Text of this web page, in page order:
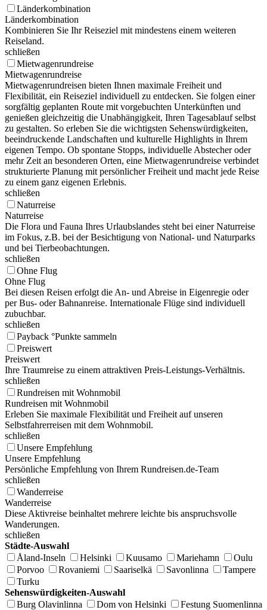
Länderkombination
Länderkombination
Kombinieren Sie Ihr Reiseziel mit mindestens einem weiteren
Reiseland.
schließen
Mietwagenrundreise
Mietwagenrundreise
Mietwagenrundreisen bieten Ihnen maximale Freiheit und
Flexibilität, ein Reiseziel individuell zu entdecken. Sie folgen einer
sorgfältig geplanten Route mit vorgebuchten Unterkünften und
genießen gleichzeitig die Unabhängigkeit, Ihren Tagesablauf selbst
zu gestalten. So erleben Sie die wichtigsten Sehenswürdigkeiten,
beeindruckende Landschaften und kulturelle Highlights in Ihrem
eigenen Tempo. Ob spontane Stopps, individuelle Abstecher oder
mehr Zeit an besonderen Orten, eine Mietwagenrundreise verbindet
strukturierte Planung mit persönlicher Freiheit und macht jede Reise
zu einem ganz eigenen Erlebnis.
schließen
Naturreise
Naturreise
Die Flora und Fauna Ihres Urlaubslandes steht bei einer Naturreise
im Fokus, z.B. bei der Besichtigung von National- und Naturparks
und bei Tierbeobachtungen.
schließen
Ohne Flug
Ohne Flug
Bei diesen Reisen erfolgt die An- und Abreise in Eigenregie oder
per Bus- oder Bahnanreise. Internationale Flüge sind individuell
zubuchbar.
schließen
Payback °Punkte sammeln
Preiswert
Preiswert
Ihre Traumreise zu einem attraktiven Preis-Leistungs-Verhältnis.
schließen
Rundreisen mit Wohnmobil
Rundreisen mit Wohnmobil
Erleben Sie maximale Flexibilität und Freiheit auf unseren
Selbstfahrerreisen mit dem Wohnmobil.
schließen
Unsere Empfehlung
Unsere Empfehlung
Persönliche Empfehlung von Ihrem Rundreisen.de-Team
schließen
Wanderreise
Wanderreise
Diese Aktivreise beinhaltet mehrere leichte bis anspruchsvolle
Wanderungen.
schließen
Städte-Auswahl
Åland-Inseln
Helsinki Kuusamo Mariehamn
Oulu
Porvoo
Rovaniemi Saariselkä Savonlinna
Tampere
Turku
Sehenswürdigkeiten-Auswahl
Burg Olavinlinna
Dom von Helsinki
Festung Suomenlinna